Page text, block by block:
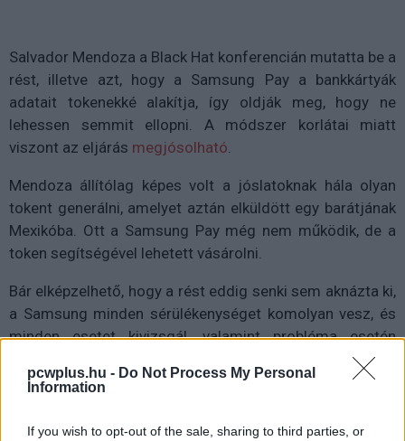
pcwplus.hu - Do Not Process My Personal
Information
If you wish to opt-out of the sale, sharing to third parties, or
Salvador Mendoza a Black Hat konferencián mutatta be a
rést, illetve azt, hogy a Samsung Pay a bankkártyák
adatait tokenekké alakítja, így oldják meg, hogy ne
lehessen semmit ellopni. A módszer korlátai miatt
viszont az eljárás megjósolható
Mendoza állítólag képes volt a jóslatoknak hála olyan
tokent generálni, amelyet aztán elküldött egy barátjának
Mexikóba. Ott a Samsung Pay még nem működik, de a
token segítségével lehetett vásárolni.
Bár elképzelhető, hogy a rést eddig senki sem aknázta ki,
a Samsung minden sérülékenységet komolyan vesz, és
minden esetet kivizsgál, valamint probléma esetén